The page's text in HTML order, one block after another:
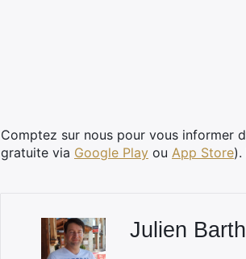
Comptez sur nous pour vous informer
gratuite via Google Play ou App Store).
Julien